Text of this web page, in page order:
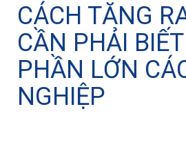
CÁCH TĂNG
CẦN PHẢI
PHẦN LỚN
NGHIỆP